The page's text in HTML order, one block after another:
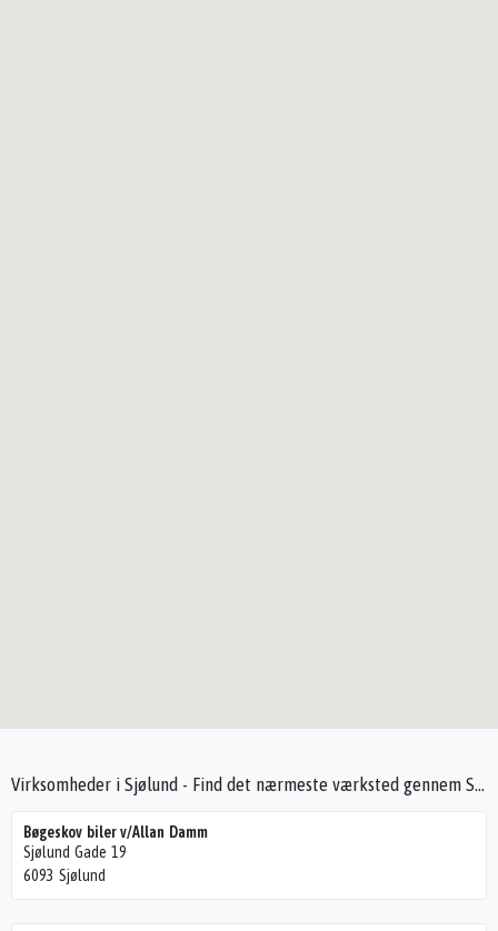
Virksomheder i Sjølund - Find det nærmeste værksted gennem Seek4Cars
Bøgeskov biler v/Allan Damm
Sjølund Gade 19
6093 Sjølund